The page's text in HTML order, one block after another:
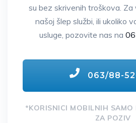
su bez skrivenih troškova. Za
našoj šlep službi, ili ukoliko
usluge, pozovite nas na
063/88-
*KORISNICI MOBILNIH SAMO
ZA POZIV